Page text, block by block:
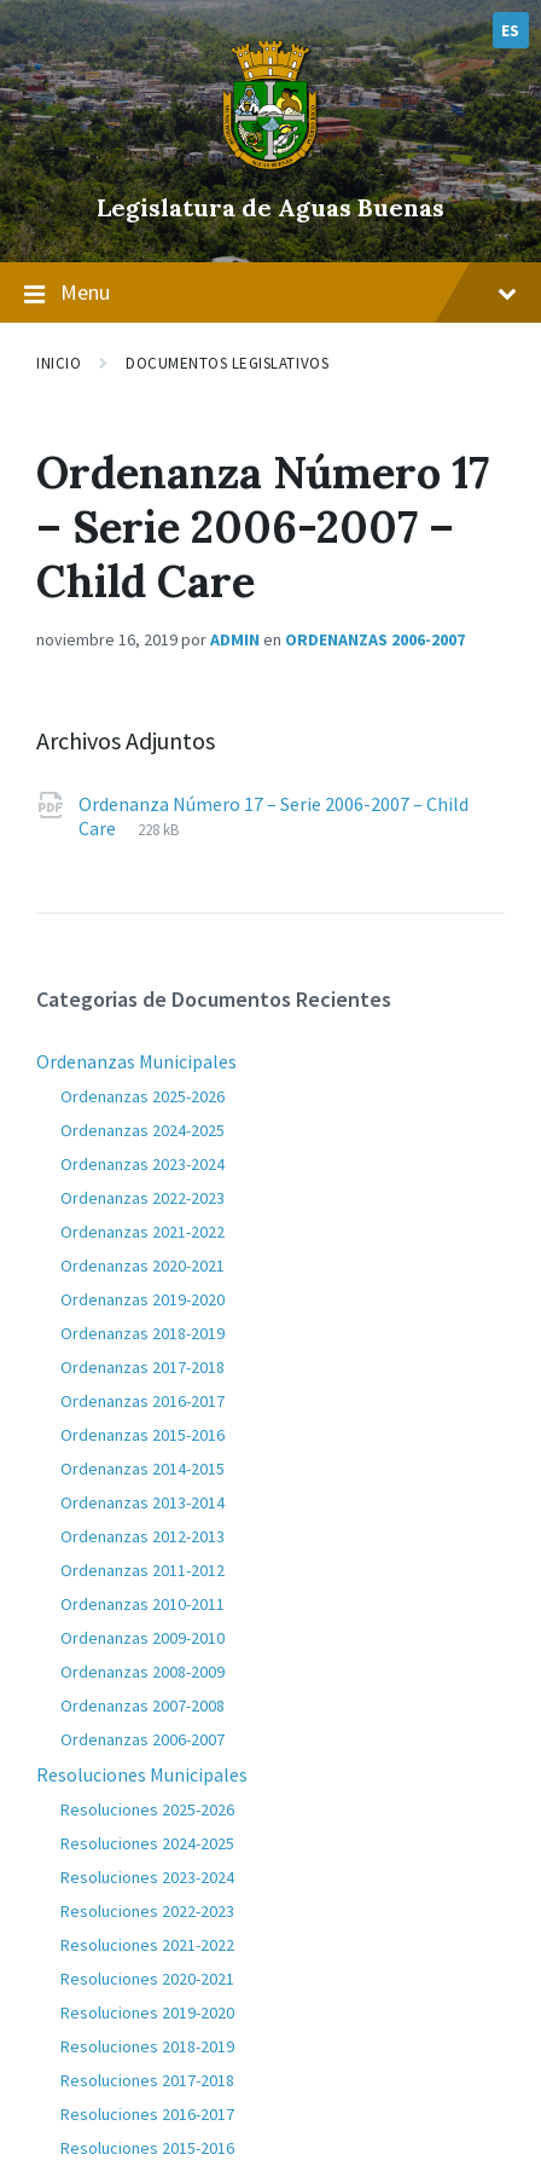
Skip
to
content
Skip
to
main
navigation
Skip
to
footer
ES
Legislatura de Aguas Buenas
Menu
INICIO DOCUMENTOS LEGISLATIVOS
Ordenanza Número 17
– Serie 2006-2007 –
Child Care
noviembre 16, 2019porADMIN en ORDENANZAS 2006-2007
Archivos Adjuntos
Ordenanza Número 17 – Serie 2006-2007 – Child
Care
Extensiones
pdf
Tamaño
228 kB
Categorias de Documentos Recientes
Ordenanzas Municipales
Ordenanzas 2025-2026
Ordenanzas 2024-2025
Ordenanzas 2023-2024
Ordenanzas 2022-2023
Ordenanzas 2021-2022
Ordenanzas 2020-2021
Ordenanzas 2019-2020
Ordenanzas 2018-2019
Ordenanzas 2017-2018
Ordenanzas 2016-2017
Ordenanzas 2015-2016
Ordenanzas 2014-2015
Ordenanzas 2013-2014
Ordenanzas 2012-2013
Ordenanzas 2011-2012
Ordenanzas 2010-2011
Ordenanzas 2009-2010
Ordenanzas 2008-2009
Ordenanzas 2007-2008
Ordenanzas 2006-2007
Resoluciones Municipales
Resoluciones 2025-2026
Resoluciones 2024-2025
Resoluciones 2023-2024
Resoluciones 2022-2023
Resoluciones 2021-2022
Resoluciones 2020-2021
Resoluciones 2019-2020
Resoluciones 2018-2019
Resoluciones 2017-2018
Resoluciones 2016-2017
Resoluciones 2015-2016